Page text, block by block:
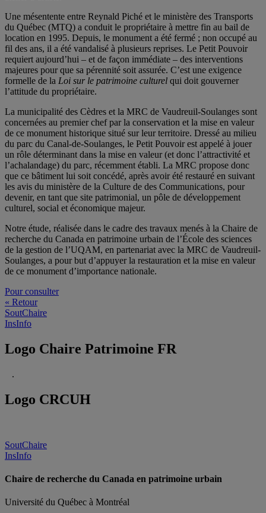
Une mésentente entre Reynald Piché et le ministère des Transports
du Québec (MTQ) a conduit le propriétaire à mettre fin au bail de
location en 1995. Depuis, le monument a été fermé ; non occupé au
fil des ans, il a été vandalisé à plusieurs reprises. Le Petit Pouvoir
requiert aujourd’hui – et de façon immédiate – des interventions
majeures pour que sa pérennité soit assurée. C’est une exigence
formelle de la Loi sur le patrimoine culturel qui doit gouverner
l’attitude du propriétaire.
La municipalité des Cèdres et la MRC de Vaudreuil-Soulanges sont
concernées au premier chef par la conservation et la mise en valeur
de ce monument historique situé sur leur territoire. Dressé au milieu
du parc du Canal-de-Soulanges, le Petit Pouvoir est appelé à jouer
un rôle déterminant dans la mise en valeur (et donc l’attractivité et
l’achalandage) du parc, récemment établi. La MRC propose donc
que ce bâtiment lui soit concédé, après avoir été restauré en suivant
les avis du ministère de la Culture de des Communications, pour
devenir, en tant que site patrimonial, un pôle de développement
culturel, social et économique majeur.
Notre étude, réalisée dans le cadre des travaux menés à la Chaire de
recherche du Canada en patrimoine urbain de l’École des sciences
de la gestion de l’UQAM, en partenariat avec la MRC de Vaudreuil-
Soulanges, a pour but d’appuyer la restauration et la mise en valeur
de ce monument d’importance nationale.
Pour consulter
« Retour
SoutChaire
InsInfo
Logo Chaire Patrimoine FR
.
Logo CRCUH
SoutChaire
InsInfo
Chaire de recherche du Canada en patrimoine urbain
Université du Québec à Montréal